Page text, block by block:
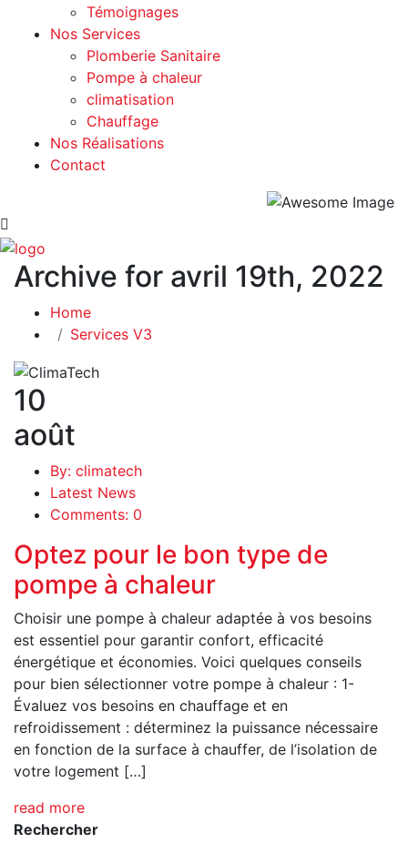
Témoignages
Nos Services
Plomberie Sanitaire
Pompe à chaleur
climatisation
Chauffage
Nos Réalisations
Contact
Archive for avril 19th, 2022
Home
Services V3
10
août
By: climatech
Latest News
Comments: 0
Optez pour le bon type de
pompe à chaleur
Choisir une pompe à chaleur adaptée à vos besoins
est essentiel pour garantir confort, efficacité
énergétique et économies. Voici quelques conseils
pour bien sélectionner votre pompe à chaleur : 1-
Évaluez vos besoins en chauffage et en
refroidissement : déterminez la puissance nécessaire
en fonction de la surface à chauffer, de l’isolation de
votre logement […]
read more
Rechercher